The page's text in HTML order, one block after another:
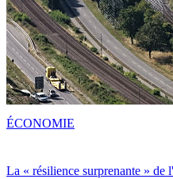
La « résilience surprenante » de
ÉCONOMIE